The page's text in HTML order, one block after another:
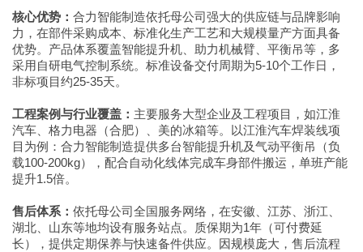
核心优势： 合力智能制造依托母公司强大的供应链与品牌影响
力，在部件采购成本、标准化生产工艺和大规模量产方面具备
优势。产品体系覆盖智能提升机、助力机械臂、平衡吊等，多
采用自研电气控制系统。标准设备交付周期为5-10个工作日，
非标项目约25-35天。
工程案例与行业覆盖： 主要服务大型企业及工程项目，如江淮
汽车、格力电器（合肥）、美的冰箱等。以江淮汽车焊装线项
目为例：合力智能制造提供多台智能提升机及气动平衡吊（负
载100-200kg），配合自动化线体完成车身部件搬运，单班产能
提升1.5倍。
售后体系： 依托母公司全国服务网络，在安徽、江苏、浙江、
湖北、山东等地均设有服务站点。质保期为1年（可付费延
长），提供定期保养与快速备件供应。因规模庞大，售后流程